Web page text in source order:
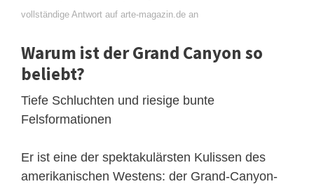
vollständige Antwort auf arte-magazin.de an
Warum ist der Grand Canyon so
beliebt?
Tiefe Schluchten und riesige bunte
Felsformationen
Er ist eine der spektakulärsten Kulissen des
amerikanischen Westens: der Grand-Canyon-